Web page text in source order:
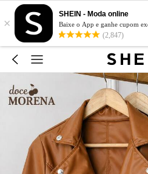
×
SHEIN - Moda online
Baixe o App e ganhe cupom
(2,847)